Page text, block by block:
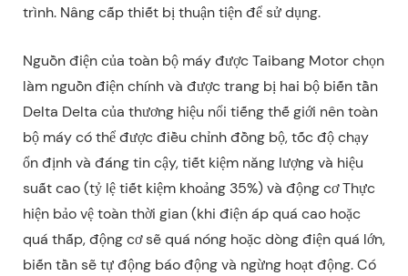
trình. Nâng cấp thiết bị thuận tiện để sử dụng.
Nguồn điện của toàn bộ máy được Taibang Motor chọn
làm nguồn điện chính và được trang bị hai bộ biến tần
Delta Delta của thương hiệu nổi tiếng thế giới nên toàn
bộ máy có thể được điều chỉnh đồng bộ, tốc độ chạy
ổn định và đáng tin cậy, tiết kiệm năng lượng và hiệu
suất cao (tỷ lệ tiết kiệm khoảng 35%) và động cơ Thực
hiện bảo vệ toàn thời gian (khi điện áp quá cao hoặc
quá thấp, động cơ sẽ quá nóng hoặc dòng điện quá lớn,
biến tần sẽ tự động báo động và ngừng hoạt động. Có